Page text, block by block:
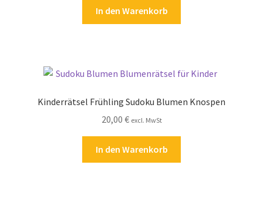
In den Warenkorb
Kinderrätsel Frühling Sudoku Blumen Knospen
20,00 € excl. MwSt
In den Warenkorb